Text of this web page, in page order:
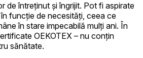
de întreținut și îngrijit. Pot fi aspirate
funcție de necesități, ceea ce
în stare impecabilă mulți ani. În
OEKOTEX – nu conțin
sănătate.